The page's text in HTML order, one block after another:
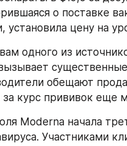
о поставке
установила цену на
одного из
обещают
за курс прививок еще
Moderna начала
Участниками